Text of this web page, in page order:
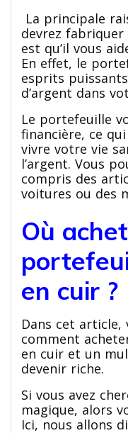
La principale
devrez
est qu’il vous
En effet, le
esprits
d’argent dans
Le portefeuille
financière, ce
vivre votre vie
l’argent. Vous
compris des
voitures ou des
Où
en cuir ?
Dans cet article,
comment
en cuir et un
devenir riche.
Si vous avez
magique, alors
Ici, nous allons